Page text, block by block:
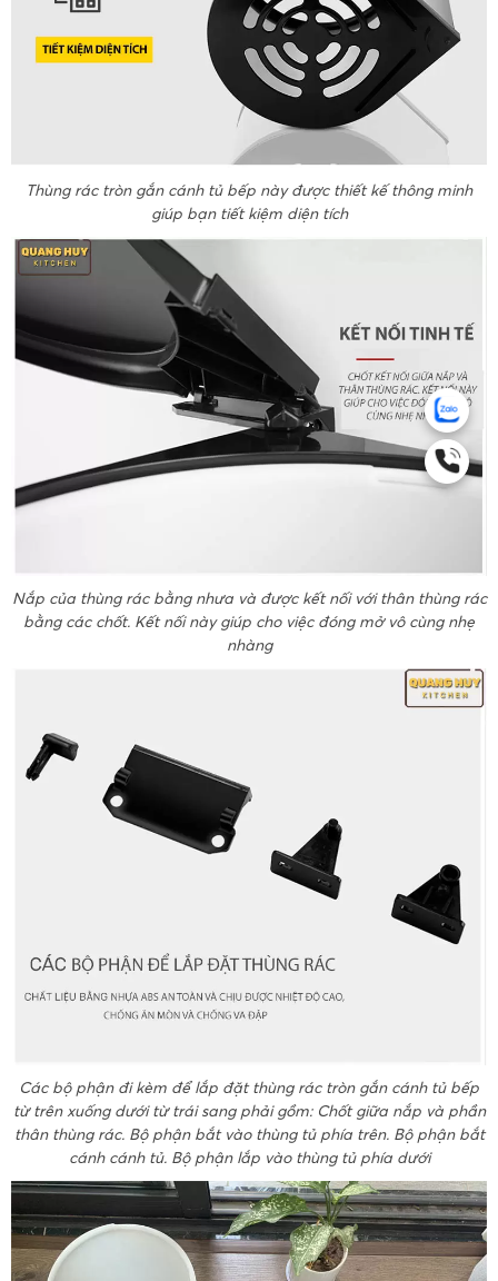
Thùng rác tròn gắn cánh tủ bếp này được thiết kế thông minh
giúp bạn tiết kiệm diện tích
Nắp của thùng rác bằng nhưa và được kết nối với thân thùng rác
bằng các chốt. Kết nối này giúp cho việc đóng mở vô cùng nhẹ
nhàng
Các bộ phận đi kèm để lắp đặt thùng rác tròn gắn cánh tủ bếp
từ trên xuống dưới từ trái sang phải gồm: Chốt giữa nắp và phần
thân thùng rác. Bộ phận bắt vào thùng tủ phía trên. Bộ phận bắt
cánh cánh tủ. Bộ phận lắp vào thùng tủ phía dưới